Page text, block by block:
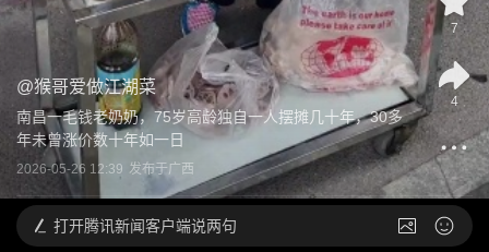
@猴哥爱做江湖菜
南昌一毛钱老奶奶，75岁高龄独自一人摆摊几十年，30多
年未曾涨价数十年如一日
2026-05-26 12:39 发布于广西
7
4
打开腾讯新闻客户端说两句